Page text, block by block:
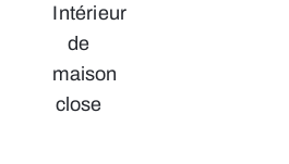
Intérieur
de
maison
close